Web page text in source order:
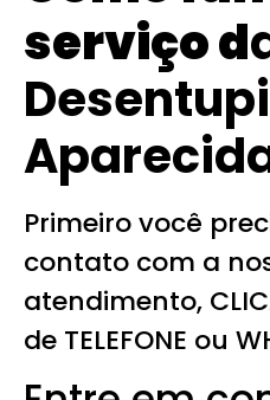
serviço d
Primeiro você
contato com a
atendimento,
de TELEFONE ou